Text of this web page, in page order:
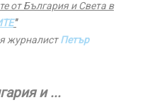
от България и Света в
"
журналистПетър
и ...